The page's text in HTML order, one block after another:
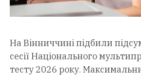
На Вінниччині підбили
сесії Національного
тесту 2026 року.